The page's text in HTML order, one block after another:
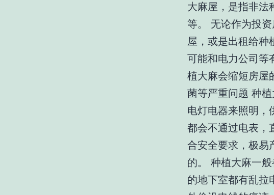
大麻屋，是指非法
等。 无论作为投
屋，或是出租给种
可能和电力公司等
植大麻会缩短房屋
菌等严重问题 种
电灯电器来照明，
都会不通过电表，
合安全要求，极易
的。 种植大麻一
的地下室都有乱拉